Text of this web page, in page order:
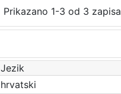
Prikazano 1-3 od 3 zapisa
Jezik
hrvatski